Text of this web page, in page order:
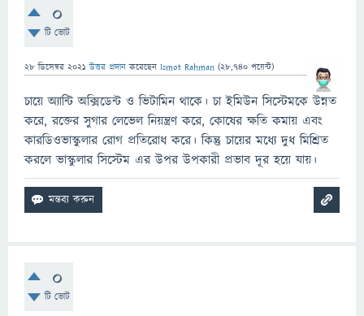
0
টি ভোট
28 ডিসেম্বর 2021 উত্তর প্রদান করেছেন Ismot Rahman (28,740 পয়েন্ট)
চায়ে অ্যান্টি অক্সিডেন্ট ও ভিটামিন থাকে। চা ইমিউন সিস্টেমকে উন্নত
করে, রক্তের সুগার লেভেল নিয়ন্ত্রণ করে, কোষের ক্ষতি কমায় এবং
কারডিওভাস্কুলার রোগ প্রতিরোধ করে। কিন্তু চায়ের মধ্যে দুধ মিশ্রিত
করলে ভাস্কুলার সিস্টেম এর উপর উপকারী প্রভাব দূর হয়ে যায়।
0
টি ভোট